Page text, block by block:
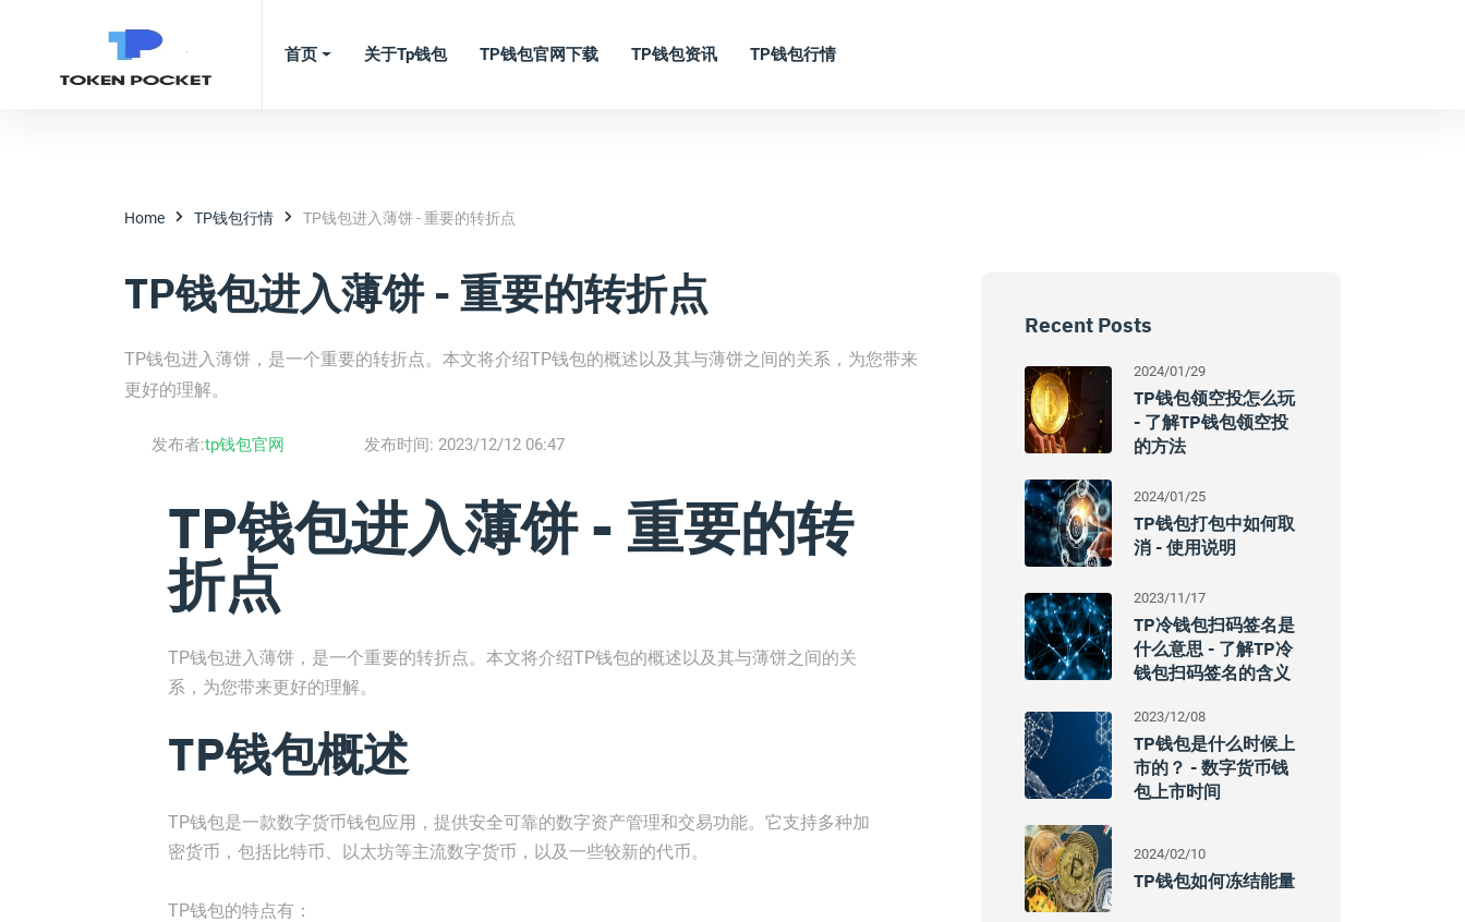
首页 关于tp钱包 TP钱包官网下载 TP钱包资讯 TP钱包行情
Home TP钱包行情 TP钱包进入薄饼 - 重要的转折点
TP钱包进入薄饼 - 重要的转折点
TP钱包进入薄饼，是一个重要的转折点。本文将介绍TP钱包的概述以及其与薄饼之间的关系，为您带来
更好的理解。
发布者:tp钱包官网 发布时间: 2023/12/12 06:47
TP钱包进入薄饼 - 重要的转
折点
TP钱包进入薄饼，是一个重要的转折点。本文将介绍TP钱包的概述以及其与薄饼之间的关
系，为您带来更好的理解。
TP钱包概述
TP钱包是一款数字货币钱包应用，提供安全可靠的数字资产管理和交易功能。它支持多种加
密货币，包括比特币、以太坊等主流数字货币，以及一些较新的代币。
TP钱包的特点有：
Recent Posts
2024/01/29
TP钱包领空投怎么玩
- 了解TP钱包领空投
的方法
2024/01/25
TP钱包打包中如何取
消 - 使用说明
2023/11/17
TP冷钱包扫码签名是
什么意思 - 了解TP冷
钱包扫码签名的含义
2023/12/08
TP钱包是什么时候上
市的？ - 数字货币钱
包上市时间
2024/02/10
TP钱包如何冻结能量